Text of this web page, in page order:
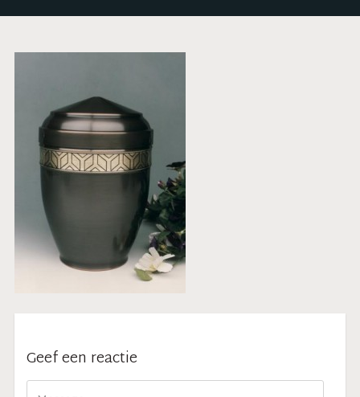
Geef een reactie